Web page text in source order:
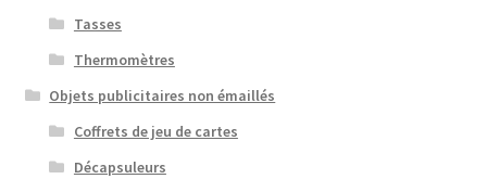
Tasses
Thermomètres
Objets publicitaires non émaillés
Coffrets de jeu de cartes
Décapsuleurs